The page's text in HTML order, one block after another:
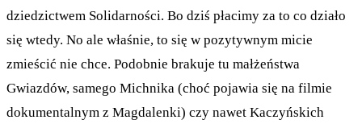
dziedzictwem Solidarności. Bo dziś płacimy za to co działo
się wtedy. No ale właśnie, to się w pozytywnym micie
zmieścić nie chce. Podobnie brakuje tu małżeństwa
Gwiazdów, samego Michnika (choć pojawia się na filmie
dokumentalnym z Magdalenki) czy nawet Kaczyńskich